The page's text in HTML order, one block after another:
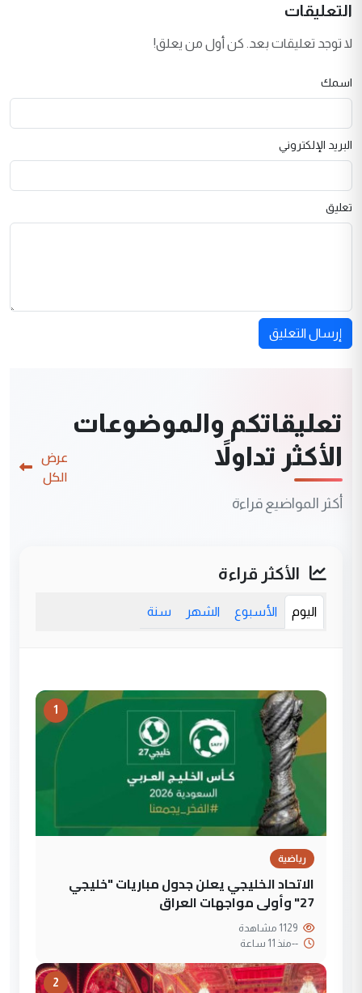
التعليقات
لا توجد تعليقات بعد. كن أول من يعلق!
اسمك
البريد الإلكتروني
تعليق
إرسال التعليق
تعليقاتكم والموضوعات
الأكثر تداولاً
أكثر المواضيع قراءة
عرض
الكل
الأكثر قراءة
اليوم الأسبوع الشهر سنة
1
رياضية
الاتحاد الخليجي يعلن جدول مباريات "خليجي
27" وأولى مواجهات العراق
--منذ 11 ساعة
2